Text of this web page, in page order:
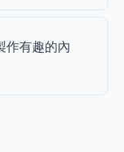
作有趣的內